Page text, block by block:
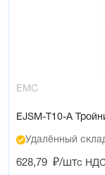
EMC
EJSM-T10-A
Удалённый
628,79 ₽/штс